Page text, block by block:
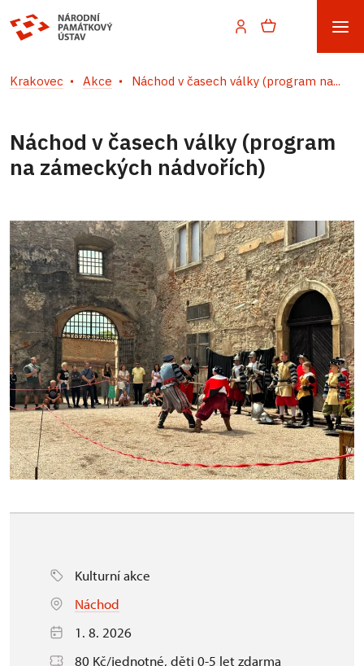
Krakovec Akce Náchod v časech války (program na...
Náchod v časech války (program
na zámeckých nádvořích)
Kulturní akce
Náchod
1. 8. 2026
80 Kč/jednotné, děti 0-5 let zdarma